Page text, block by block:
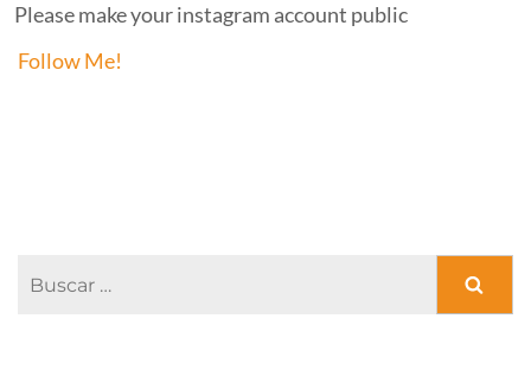
Please make your instagram account public
Follow Me!